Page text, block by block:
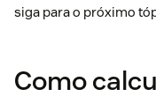
siga para o próximo
Como